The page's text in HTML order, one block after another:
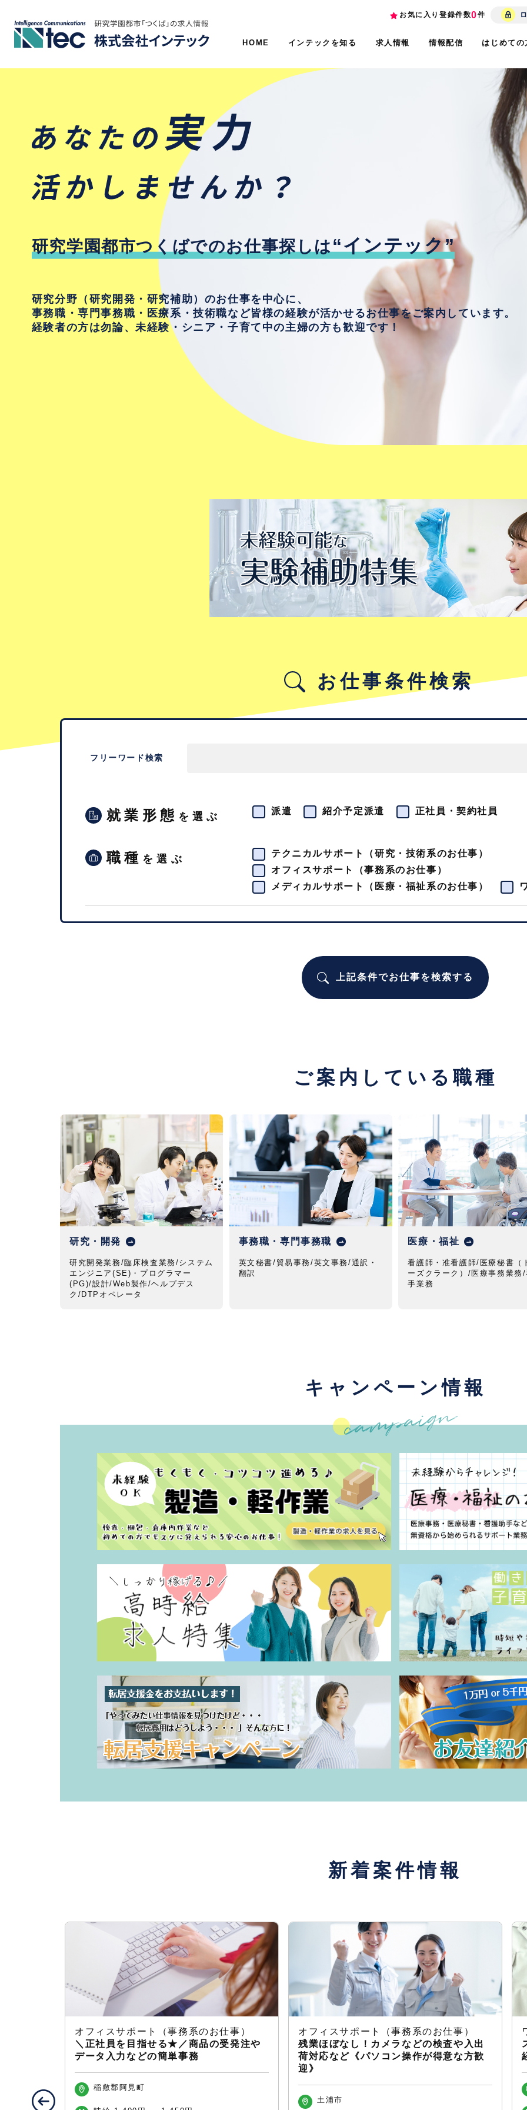
お気に入り登録件数0件
HOME インテックを知る 求人情報 情報配信 はじめての
研究学園都市つくばでのお仕事探しは“インテック”
研究分野（研究開発・研究補助）のお仕事を中心に、
事務職・専門事務職・医療系・技術職など皆様の経験が活かせるお仕事をご案内しています。
経験者の方は勿論、未経験・シニア・子育て中の主婦の方も歓迎です！
お仕事条件検索
フリーワード検索
就業形態 を選ぶ 派遣 紹介予定派遣 正社員・契約社員
職種 を選ぶ
テクニカルサポート（研究・技術系のお仕事）
オフィスサポート（事務系のお仕事）
メディカルサポート（医療・福祉系のお仕事）
ご案内している職種
研究・開発
研究開発業務/臨床検査業務/システム
エンジニア(SE)・プログラマー
(PG)/設計/Web製作/ヘルプデス
ク/DTPオペレータ
事務職・専門事務職
英文秘書/貿易事務/英文事務/通訳・
翻訳
医療・福祉
看護師・准看護師/医療秘書（
ーズクラーク）/医療事務業務
手業務
キャンペーン情報
新着案件情報
オフィスサポート（事務系のお仕事）
＼正社員を目指せる★／商品の受発注や
データ入力などの簡単事務
稲敷郡阿見町
オフィスサポート（事務系のお仕事）
残業ほぼなし！カメラなどの検査や入出
荷対応など《パソコン操作が得意な方歓
迎》
土浦市